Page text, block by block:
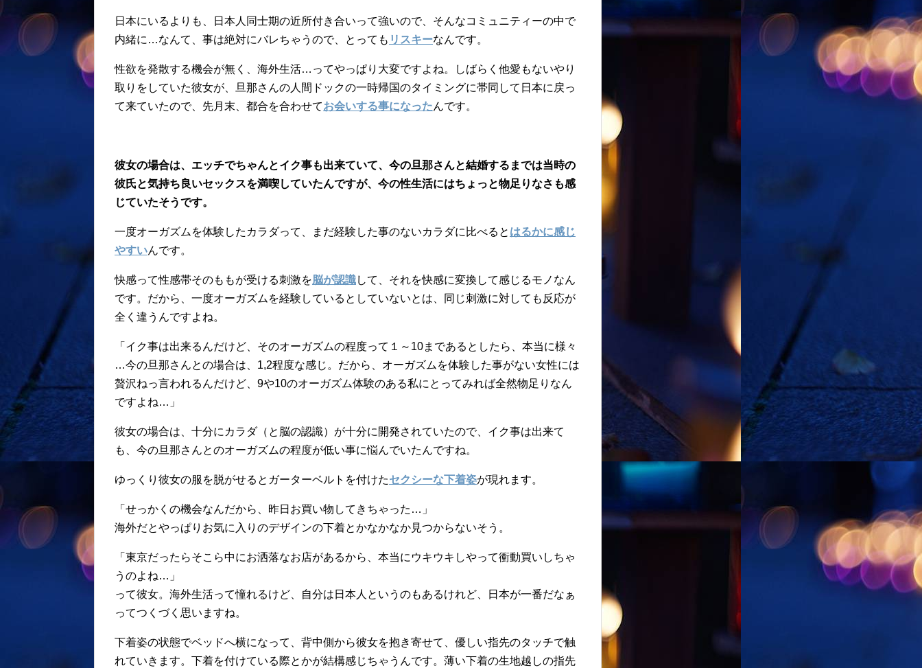
日本にいるよりも、日本人同士期の近所付き合いって強いので、そんなコミュニティーの中で
内緒に…なんて、事は絶対にバレちゃうので、とっても リスキーなんです。
性欲を発散する機会が無く、海外生活…ってやっぱり大変ですよね。しばらく他愛もないやり
取りをしていた彼女が、旦那さんの人間ドックの一時帰国のタイミングに帯同して日本に戻っ
て来ていたので、先月末、都合を合わせてお会いする事になったんです。
彼女の場合は、エッチでちゃんとイク事も出来ていて、今の旦那さんと結婚するまでは当時の
彼氏と気持ち良いセックスを満喫していたんですが、今の性生活にはちょっと物足りなさも感
じていたそうです。
一度オーガズムを体験したカラダって、まだ経験した事のないカラダに比べると はるかに感じ
やすいんです。
快感って性感帯そのももが受ける刺激を脳が認識して、それを快感に変換して感じるモノなん
です。だから、一度オーガズムを経験しているとしていないとは、同じ刺激に対しても反応が
全く違うんですよね。
「イク事は出来るんだけど、そのオーガズムの程度って１～10まであるとしたら、本当に様々
…今の旦那さんとの場合は、1,2程度な感じ。だから、オーガズムを体験した事がない女性には
贅沢ねっ言われるんだけど、9や10のオーガズム体験のある私にとってみれば全然物足りなん
ですよね…」
彼女の場合は、十分にカラダ（と脳の認識）が十分に開発されていたので、イク事は出来て
も、今の旦那さんとのオーガズムの程度が低い事に悩んでいたんですね。
ゆっくり彼女の服を脱がせるとガーターベルトを付けたセクシーな下着姿が現れます。
「せっかくの機会なんだから、昨日お買い物してきちゃった…」
海外だとやっぱりお気に入りのデザインの下着とかなかなか見つからないそう。
「東京だったらそこら中にお洒落なお店があるから、本当にウキウキしやって衝動買いしちゃ
うのよね…」
って彼女。海外生活って憧れるけど、自分は日本人というのもあるけれど、日本が一番だなぁ
ってつくづく思いますね。
下着姿の状態でベッドへ横になって、背中側から彼女を抱き寄せて、優しい指先のタッチで触
れていきます。下着を付けている際とかが結構感じちゃうんです。薄い下着の生地越しの指先